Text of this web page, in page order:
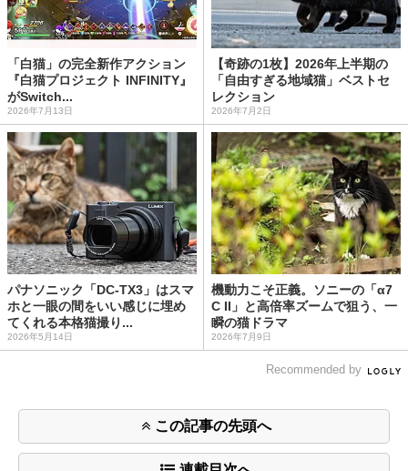
「白猫」の完全新作アクション
『白猫プロジェクト INFINITY』
がSwitch...
2026年7月13日
【奇跡の1枚】2026年上半期の
「自由すぎる地域猫」ベストセ
レクション
2026年7月2日
パナソニック「DC-TX3」はスマ
ホと一眼の間をいい感じに埋め
てくれる本格猫撮り...
2026年5月14日
機動力こそ正義。ソニーの「α7
C II」と高倍率ズームで狙う、一
瞬の猫ドラマ
2026年7月9日
Recommended by
この記事の先頭へ